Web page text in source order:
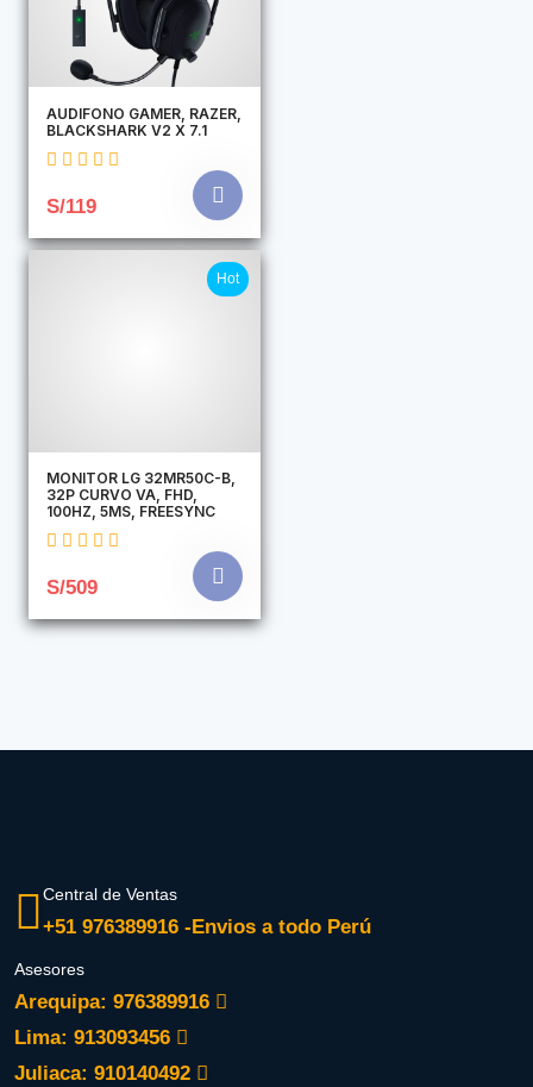
AUDIFONO GAMER, RAZER,
BLACKSHARK V2 X 7.1
S/119
Hot
MONITOR LG 32MR50C-B,
32P CURVO VA, FHD,
100HZ, 5MS, FREESYNC
S/509
Central de Ventas
+51 976389916 -Envios a todo Perú
Asesores
Arequipa: 976389916
Lima: 913093456
Juliaca: 910140492